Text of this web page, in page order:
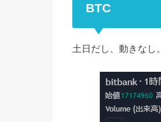
BTC
土日だし、動きなし。